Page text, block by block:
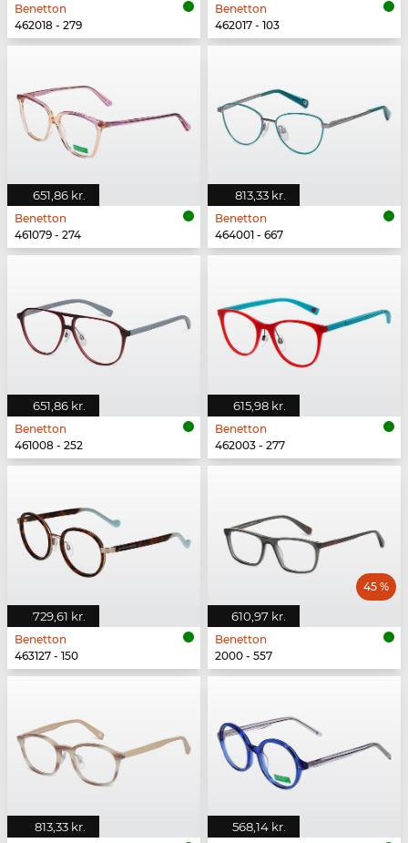
Benetton
462018 - 279
Benetton
462017 - 103
651,86 kr.
Benetton
461079 - 274
813,33 kr.
Benetton
464001 - 667
651,86 kr.
Benetton
461008 - 252
615,98 kr.
Benetton
462003 - 277
729,61 kr.
Benetton
463127 - 150
610,97 kr.
45 %
Benetton
2000 - 557
813,33 kr. 568,14 kr.